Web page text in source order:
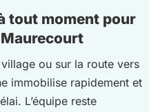
tout moment pour
ou sur la route vers
immobilise rapidement et
L’équipe reste